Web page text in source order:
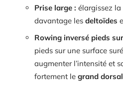
Prise large : élargissez
davantage les deltoïdes
Rowing inversé pieds
pieds sur une surface
augmenter l’intensité et
fortement le grand dorsal